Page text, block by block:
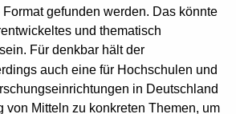
gefunden werden. Das könnte
und thematisch
sein. Für denkbar hält der
auch eine für Hochschulen und
in Deutschland
von Mitteln zu konkreten Themen, um